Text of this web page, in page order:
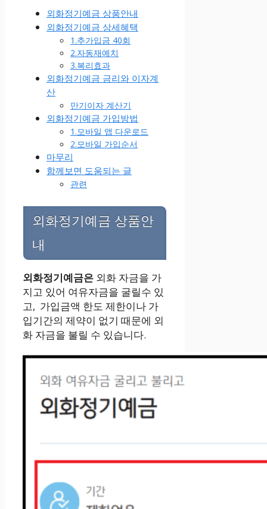
외화정기예금 상품안내
외화정기예금 상세혜택
1.추가입금 40회
2.자동재예치
3.복리효과
외화정기예금 금리와 이자계
산
만기이자 계산기
외화정기예금 가입방법
1.모바일 앱 다운로드
2.모바일 가입순서
마무리
함께보면 도움되는 글
관련
외화정기예금 상품안
내
외화정기예금은 외화 자금을 가
지고 있어 여유자금을 굴릴수 있
고, 가입금액 한도 제한이나 가
입기간의 제약이 없기 때문에 외
화 자금을 불릴 수 있습니다.